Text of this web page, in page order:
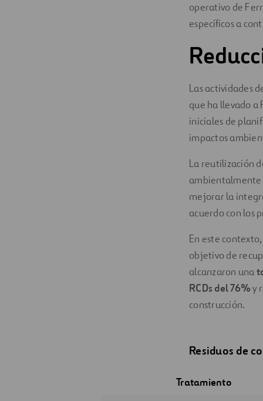
operativo de
específicos a
Las actividades
que ha llevado a
iniciales de
impactos
La reutilización
ambientalmente
mejorar la
acuerdo con los
En este
objetivo de
alcanzaron una
RCDs del 76%y
construcción.
Residuos de
Tratamiento